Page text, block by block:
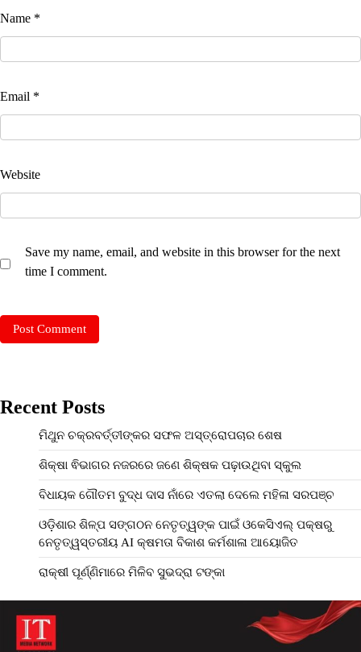
Name *
Email *
Website
Save my name, email, and website in this browser for the next
time I comment.
Recent Posts
ମିଥୁନ ଚକ୍ରବର୍ତ୍ତୀଙ୍କର ସଫଳ ଅସ୍ତ୍ରୋପଚାର ଶେଷ
ଶିକ୍ଷା ଵିଭାଗର ନଜରରେ ଜଣେ ଶିକ୍ଷକ ପଢ଼ାଉଥିବା ସ୍କୁଲ
ବିଧାୟକ ଗୌତମ ବୁଦ୍ଧ ଦାସ ନାଁରେ ଏତଲା ଦେଲେ ମହିଳା ସରପଞ୍ଚ
ଓଡ଼ିଶାର ଶିଳ୍ପ ସଙ୍ଗଠନ ନେତୃତ୍ୱଙ୍କ ପାଇଁ ଓକେସିଏଲ୍ ପକ୍ଷରୁ
ନେତୃତ୍ୱସ୍ତରୀୟ AI କ୍ଷମତା ବିକାଶ କର୍ମଶାଳା ଆୟୋଜିତ
ରାକ୍ଷୀ ପୂର୍ଣ୍ଣିମାରେ ମିଳିବ ସୁଭଦ୍ରା ଟଙ୍କା